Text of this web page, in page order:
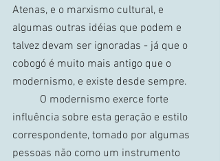
Atenas, e o marxismo cultural, e
algumas outras idéias que podem e
talvez devam ser ignoradas - já que o
cobogó é muito mais antigo que o
modernismo, e existe desde sempre.
influência sobre esta geração e estilo
correspondente, tomado por algumas
pessoas não como um instrumento